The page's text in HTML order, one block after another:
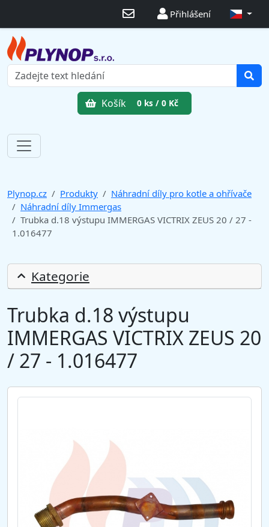
Přihlášení
Košík 0 ks / 0 Kč
Plynop.cz Produkty
Náhradní díly pro kotle a ohřívače
Náhradní díly Immergas
Trubka d.18 výstupu IMMERGAS VICTRIX ZEUS 20 / 27 -
1.016477
Kategorie
Trubka d.18 výstupu
IMMERGAS VICTRIX ZEUS 20
/ 27 - 1.016477